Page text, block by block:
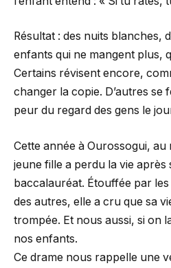
Résultat : des nuits blanches,
enfants qui ne mangent plus,
Certains révisent encore,
changer la copie. D’autres se
peur du regard des gens le
Cette année à Ourossogui,
jeune fille a perdu la vie
baccalauréat. Étouffée par
des autres, elle a cru que sa
trompée. Et nous aussi, si on
nos enfants.
Ce drame nous rappelle une